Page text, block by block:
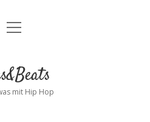
Kontakt
instagram
bandcamp
spotify
Menü
mit Hip Hop